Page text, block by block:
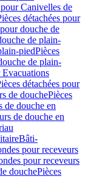
Canivelles de
détachées pour
douche de
de plain-
piedPièces
de plain-
Evacuations
détachées pour
de douchePièces
de douche en
de douche en
Bâti-
pour receveurs
pour receveurs
douchePièces